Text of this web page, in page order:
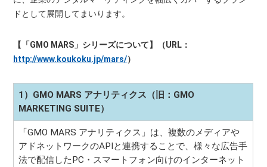
ドとして展開してまいります。
【「GMO MARS」シリーズについて】（URL：
http://www.koukoku.jp/mars/）
1）GMO MARS アナリティクス（旧：GMO
MARKETING SUITE）
「GMO MARS アナリティクス」は、複数のメディアや
アドネットワークのAPIと連携することで、様々な広告手
法で配信したPC・スマートフォン向けのインターネット